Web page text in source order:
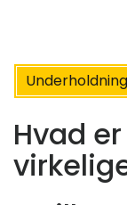
Underholdning
Hvad